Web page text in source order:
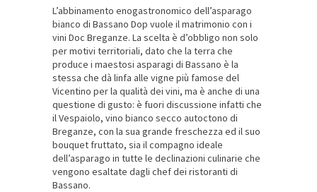
L’abbinamento enogastronomico dell’asparago
bianco di Bassano Dop vuole il matrimonio con i
vini Doc Breganze. La scelta è d’obbligo non solo
per motivi territoriali, dato che la terra che
produce i maestosi asparagi di Bassano è la
stessa che dà linfa alle vigne più famose del
Vicentino per la qualità dei vini, ma è anche di una
questione di gusto: è fuori discussione infatti che
il Vespaiolo, vino bianco secco autoctono di
Breganze, con la sua grande freschezza ed il suo
bouquet fruttato, sia il compagno ideale
dell’asparago in tutte le declinazioni culinarie che
vengono esaltate dagli chef dei ristoranti di
Bassano.